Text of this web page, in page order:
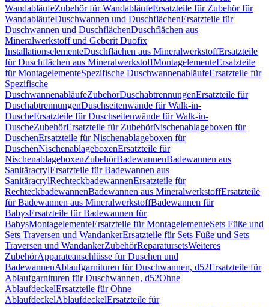
WandabläufeZubehör für WandabläufeErsatzteile für Zubehör für
WandabläufeDuschwannen und DuschflächenErsatzteile für
Duschwannen und DuschflächenDuschflächen aus
Mineralwerkstoff und Geberit Duofix
InstallationselementeDuschflächen aus MineralwerkstoffErsatzteile
für Duschflächen aus MineralwerkstoffMontagelementeErsatzteile
für MontagelementeSpezifische DuschwannenabläufeErsatzteile für
Spezifische
DuschwannenabläufeZubehörDuschabtrennungenErsatzteile für
DuschabtrennungenDuschseitenwände für Walk-in-
DuscheErsatzteile für Duschseitenwände für Walk-in-
DuscheZubehörErsatzteile für ZubehörNischenablageboxen für
DuschenErsatzteile für Nischenablageboxen für
DuschenNischenablageboxenErsatzteile für
NischenablageboxenZubehörBadewannenBadewannen aus
SanitäracrylErsatzteile für Badewannen aus
SanitäracrylRechteckbadewannenErsatzteile für
RechteckbadewannenBadewannen aus MineralwerkstoffErsatzteile
für Badewannen aus MineralwerkstoffBadewannen für
BabysErsatzteile für Badewannen für
BabysMontagelementeErsatzteile für MontagelementeSets Füße und
Sets Traversen und WandankerErsatzteile für Sets Füße und Sets
Traversen und WandankerZubehörReparatursetsWeiteres
ZubehörApparateanschlüsse für Duschen und
BadewannenAblaufgarnituren für Duschwannen, d52Ersatzteile für
Ablaufgarnituren für Duschwannen, d52Ohne
AblaufdeckelErsatzteile für Ohne
AblaufdeckelAblaufdeckelErsatzteile für